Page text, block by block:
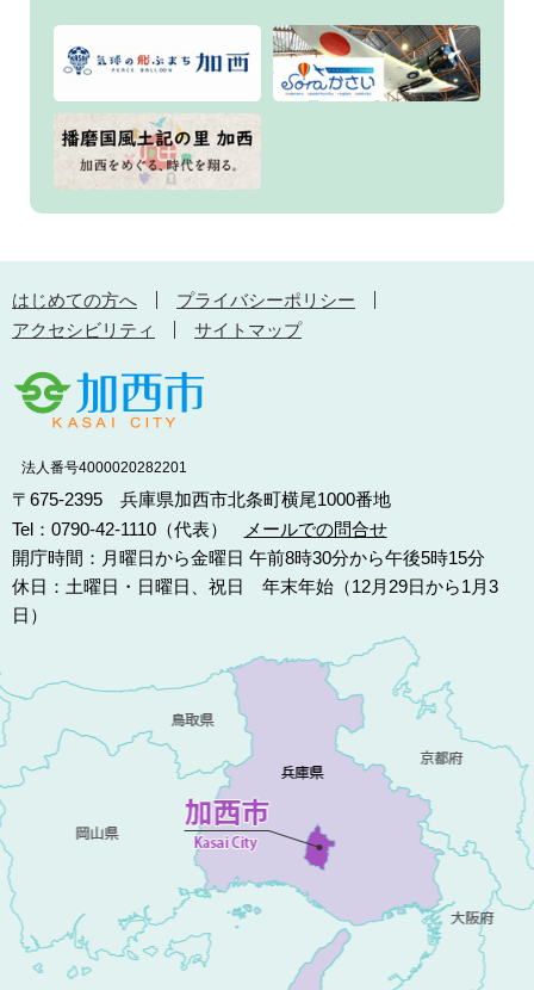
はじめての方へ
プライバシーポリシー
アクセシビリティ
サイトマップ
法人番号4000020282201
〒675-2395 兵庫県加西市北条町横尾1000番地
Tel：0790-42-1110（代表）
メールでの問合せ
開庁時間：月曜日から金曜日 午前8時30分から午後5時15分
休日：土曜日・日曜日、祝日 年末年始（12月29日から1月3
日）